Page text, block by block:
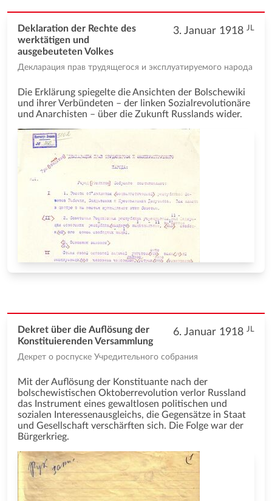
3. Januar 1918JL
Deklaration der Rechte des
werktätigen und
ausgebeuteten Volkes
Декларация прав трудящегося и эксплуатируемого народа
Die Erklärung spiegelte die Ansichten der Bolschewiki
und ihrer Verbündeten – der linken Sozialrevolutionäre
und Anarchisten – über die Zukunft Russlands wider.
6. Januar 1918JL
Dekret über die Auflösung der
Konstituierenden Versammlung
Декрет о роспуске Учредительного собрания
Mit der Auflösung der Konstituante nach der
bolschewistischen Oktoberrevolution verlor Russland
das Instrument eines gewaltlosen politischen und
sozialen Interessenausgleichs, die Gegensätze in Staat
und Gesellschaft verschärften sich. Die Folge war der
Bürgerkrieg.